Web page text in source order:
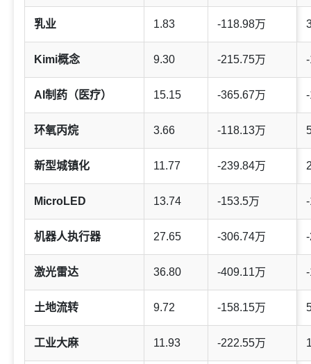
乳业 1.83 -118.98万
Kimi概念 9.30 -215.75万
AI制药（医疗） 15.15 -365.67万
环氧丙烷 3.66 -118.13万
新型城镇化 11.77 -239.84万
MicroLED 13.74 -153.5万
机器人执行器 27.65 -306.74万
激光雷达 36.80 -409.11万
土地流转 9.72 -158.15万
工业大麻 11.93 -222.55万